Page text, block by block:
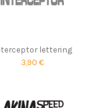
lettering
3,90 €